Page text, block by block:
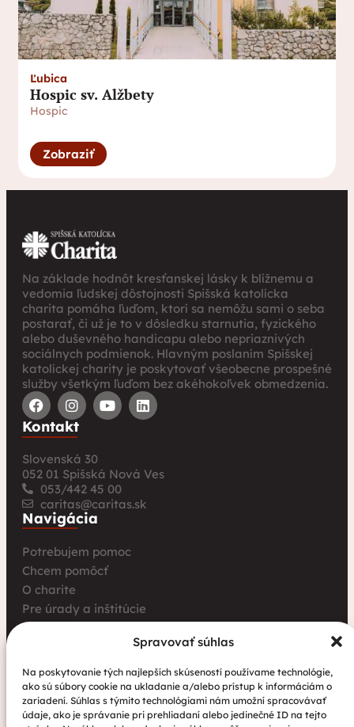
Spravovať súhlas
Na poskytovanie tých najlepších skúseností používame technológie,
ako sú súbory cookie na ukladanie a/alebo prístup k informáciám o
zariadení. Súhlas s týmito technológiami nám umožní spracovávať
údaje, ako je správanie pri prehliadaní alebo jedinečné ID na tejto
Ľubica
Hospic sv. Alžbety
Hospic
Zobraziť
Na základe hodnôt kresťanskej lásky k blížnemu a
vedomia ľudskej dôstojnosti Spišská katolícka
charita pomáha ľuďom, ktorí sa nemôžu sami o seba
postarať, či už je to v dôsledku starnutia, fyzického
alebo duševného handicapu alebo nepriaznivých
sociálnych podmienok. Hlavným poslaním Spišskej
katolíckej charity je poskytovať všeobecne prospešné
služby všetkým ľuďom bez akéhokoľvek obmedzenia.
Kontakt
Slovenská 30
052 01 Spišská Nová Ves
053/442 45 00
caritas@caritas.sk
Navigácia
Potrebujem pomoc
Chcem pomôcť
O charite
Pre úrady a inštitúcie
Farské charity
Aktuality
Charita bez hraníc: Stretnutie Spišskej katolíckej
charity a Krakowskej arcidiecéznej charity prinieslo